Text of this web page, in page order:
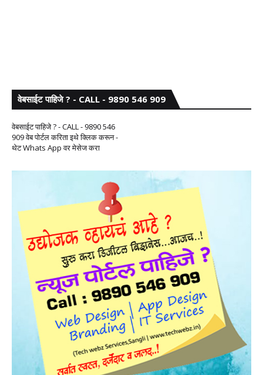
वेबसाईट पाहिजे ? - CALL - 9890 546 909
वेबसाईट पाहिजे ? - CALL - 9890 546
909 वेब पोर्टल करिता इथे क्लिक करून -
थेट Whats App वर मेसेज करा